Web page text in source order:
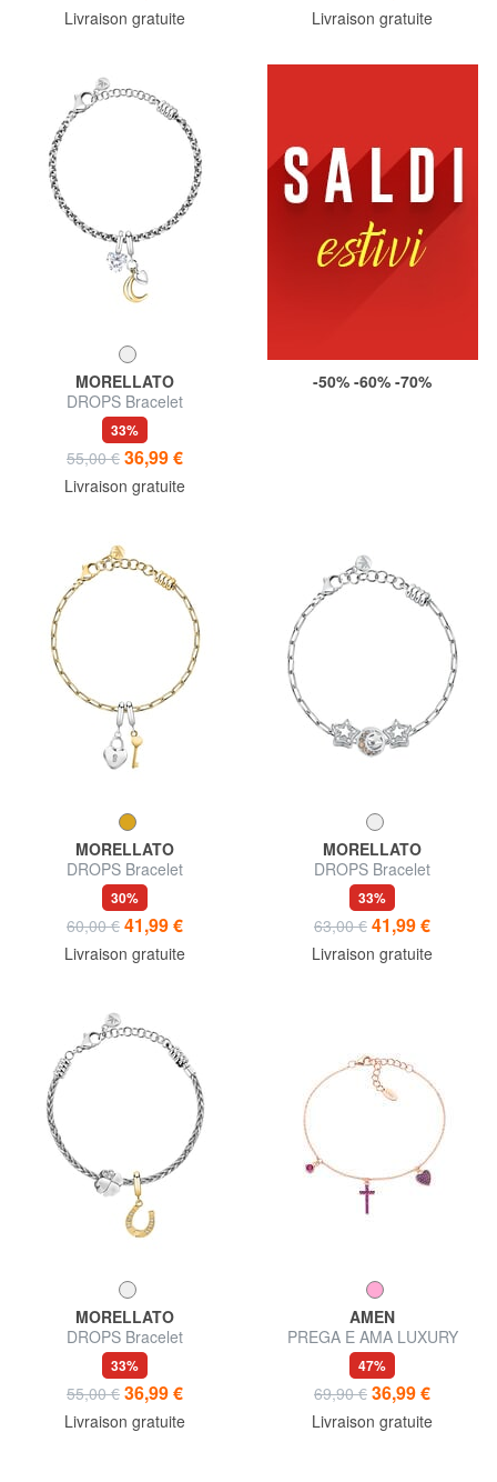
Livraison gratuite Livraison gratuite
MORELLATO
DROPS Bracelet
33%
55,00 € 36,99 €
Livraison gratuite
-50% -60% -70%
MORELLATO
DROPS Bracelet
30%
60,00 € 41,99 €
Livraison gratuite
MORELLATO
DROPS Bracelet
33%
63,00 € 41,99 €
Livraison gratuite
MORELLATO
DROPS Bracelet
33%
55,00 € 36,99 €
Livraison gratuite
AMEN
PREGA E AMA LUXURY
Bracelet en argent avec
zircons
47%
69,90 € 36,99 €
Livraison gratuite